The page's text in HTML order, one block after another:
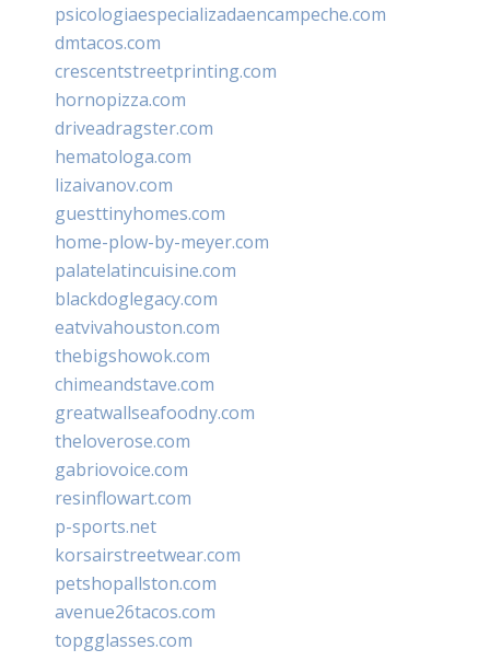
psicologiaespecializadaencampeche.com
dmtacos.com
crescentstreetprinting.com
hornopizza.com
driveadragster.com
hematologa.com
lizaivanov.com
guesttinyhomes.com
home-plow-by-meyer.com
palatelatincuisine.com
blackdoglegacy.com
eatvivahouston.com
thebigshowok.com
chimeandstave.com
greatwallseafoodny.com
theloverose.com
gabriovoice.com
resinflowart.com
p-sports.net
korsairstreetwear.com
petshopallston.com
avenue26tacos.com
topgglasses.com